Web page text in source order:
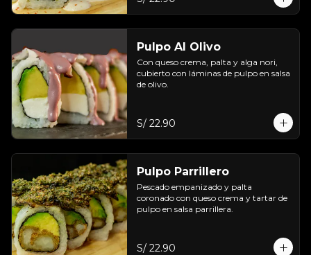
Pulpo Al Olivo
Con queso crema, palta y alga nori,
cubierto con láminas de pulpo en salsa
de olivo.
S/ 22.90
Pulpo Parrillero
Pescado empanizado y palta
coronado con queso crema y tartar de
pulpo en salsa parrillera.
S/ 22.90